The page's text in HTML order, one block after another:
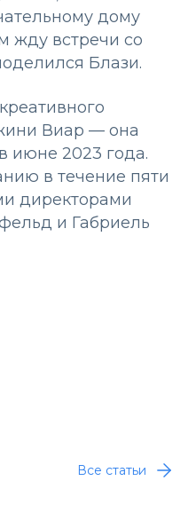
дому
жду встречи со
Блази.
Виар — она
июне 2023 года.
в течение пяти
директорами
и Габриель
Все статьи